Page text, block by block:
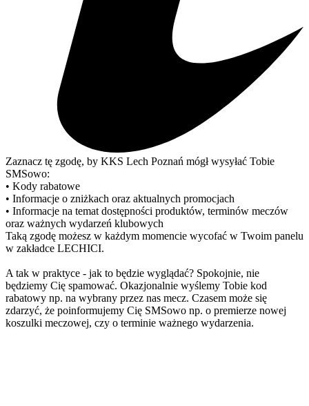
Zaznacz tę zgodę, by KKS Lech Poznań mógł wysyłać Tobie
SMSowo:
• Kody rabatowe
• Informacje o zniżkach oraz aktualnych promocjach
• Informacje na temat dostępności produktów, terminów meczów
oraz ważnych wydarzeń klubowych
Taką zgodę możesz w każdym momencie wycofać w Twoim panelu
w zakładce LECHICI.
A tak w praktyce - jak to będzie wyglądać? Spokojnie, nie
będziemy Cię spamować. Okazjonalnie wyślemy Tobie kod
rabatowy np. na wybrany przez nas mecz. Czasem może się
zdarzyć, że poinformujemy Cię SMSowo np. o premierze nowej
koszulki meczowej, czy o terminie ważnego wydarzenia.